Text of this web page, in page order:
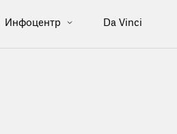
Инфоцентр Da Vinci